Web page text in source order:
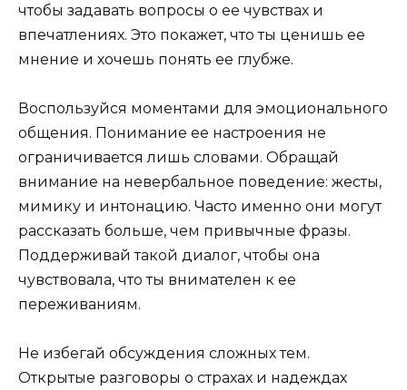
чтобы задавать вопросы о ее чувствах и
впечатлениях. Это покажет, что ты ценишь ее
мнение и хочешь понять ее глубже.
Воспользуйся моментами для эмоционального
общения. Понимание ее настроения не
ограничивается лишь словами. Обращай
внимание на невербальное поведение: жесты,
мимику и интонацию. Часто именно они могут
рассказать больше, чем привычные фразы.
Поддерживай такой диалог, чтобы она
чувствовала, что ты внимателен к ее
переживаниям.
Не избегай обсуждения сложных тем.
Открытые разговоры о страхах и надеждах